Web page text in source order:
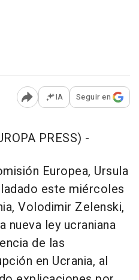
Abrir opciones para
IA Seguir en
PRESS) -
Europea, Ursula
este miércoles
Volodimir Zelenski,
nueva ley ucraniana
de las
en Ucrania, al